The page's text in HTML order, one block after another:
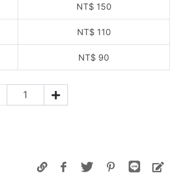
NT$ 150
NT$ 110
NT$ 90